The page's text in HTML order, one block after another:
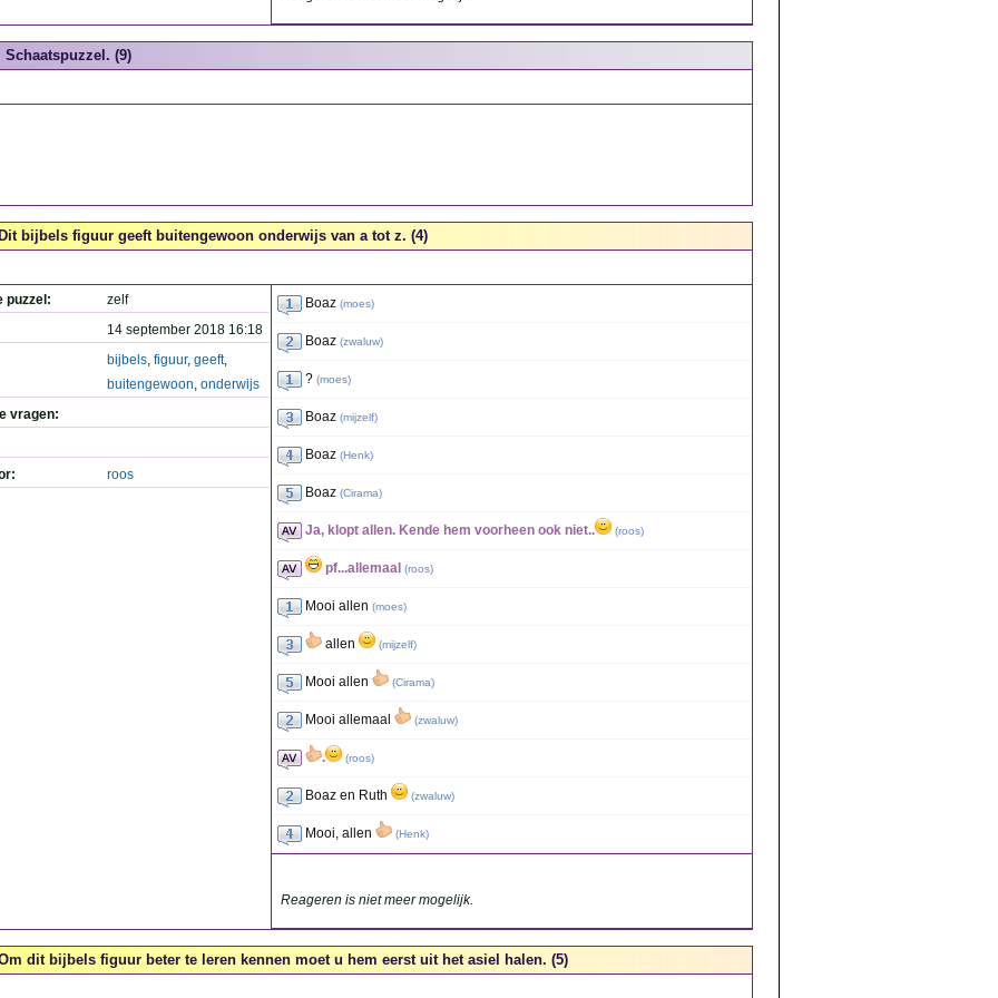
Schaatspuzzel. (9)
bijbels figuur geeft buitengewoon onderwijs van a tot z. (4)
puzzel:
zelf
14 september 2018 16:18
bijbels, figuur, geeft,
buitengewoon, onderwijs
vragen:
roos
Boaz (moes)
Boaz (zwaluw)
? (moes)
Boaz (mijzelf)
Boaz (Henk)
Boaz (Cirama)
Ja, klopt allen. Kende hem voorheen ook niet.. (roos)
pf...allemaal (roos)
Mooi allen (moes)
allen (mijzelf)
Mooi allen (Cirama)
Mooi allemaal (zwaluw)
. (roos)
Boaz en Ruth (zwaluw)
Mooi, allen (Henk)
Reageren is niet meer mogelijk.
dit bijbels figuur beter te leren kennen moet u hem eerst uit het asiel halen. (5)